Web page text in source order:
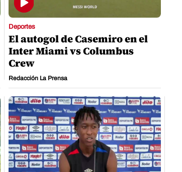
Deportes
El autogol de Casemiro en el
Inter Miami vs Columbus
Crew
Redacción La Prensa